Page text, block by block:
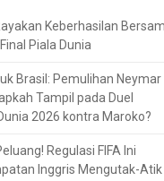
Keberhasilan
Piala Dunia
Brasil: Pemulihan Neymar
Tampil pada Duel
2026 kontra Maroko?
Regulasi FIFA Ini
Inggris Mengutak-Atik